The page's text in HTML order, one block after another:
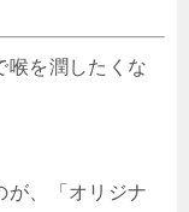
喉を潤したくな
が、「オリジナ